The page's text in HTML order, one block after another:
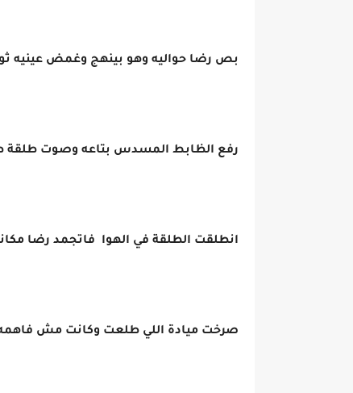
بص رضا حواليه وهو بينهج وغمض عينيه
رفع الظابط المسدس بتاعه وصوت طلقة
انطلقت الطلقة في الهوا فاتجمد رضا
صرخت ميادة اللي طلعت وكانت مش فاهمه